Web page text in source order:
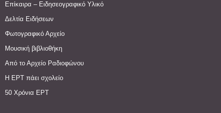
Επίκαιρα – Ειδησεογραφικό Υλικό
Δελτία Ειδήσεων
Φωτογραφικό Αρχείο
Μουσική βιβλιοθήκη
Από το Αρχείο Ραδιοφώνου
Η ΕΡΤ πάει σχολείο
50 Χρόνια ΕΡΤ